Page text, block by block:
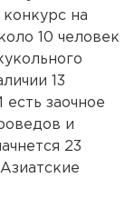
конкурс на
10 человек
13
заочное
и
23